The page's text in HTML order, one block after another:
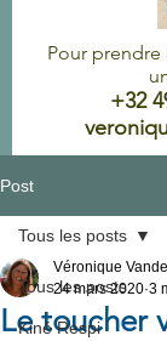
Pour prendre
+32
Post
Tous les posts
Kiné Respi
Tous les posts
Le toucher
Véronique
24 mars 2020 3